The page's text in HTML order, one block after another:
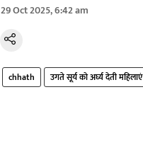
29 Oct 2025, 6:42 am
chhath उगते सूर्य को अर्घ्य देती महिलाएं